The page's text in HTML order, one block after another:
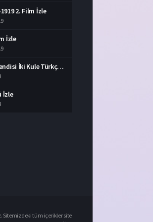
2. Film İzle
İzle
Yüzüklerin Efendisi İki Kule Türkçe Dublaj İzle
İzle
Sitemizdeki tüm içerikler site